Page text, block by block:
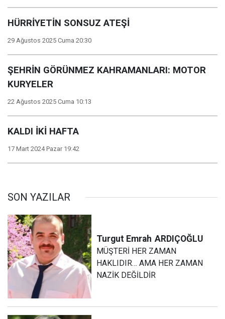
HÜRRİYETİN SONSUZ ATEŞİ
29 Ağustos 2025 Cuma 20:30
ŞEHRİN GÖRÜNMEZ KAHRAMANLARI: MOTOR
KURYELER
22 Ağustos 2025 Cuma 10:13
KALDI İKİ HAFTA
17 Mart 2024 Pazar 19:42
SON YAZILAR
Turgut Emrah ARDIÇOĞLU
MÜŞTERİ HER ZAMAN
HAKLIDIR… AMA HER ZAMAN
NAZİK DEĞİLDİR